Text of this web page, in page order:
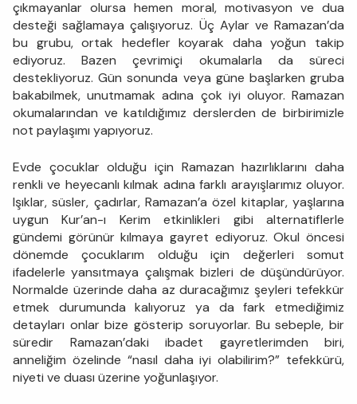
çıkmayanlar olursa hemen moral, motivasyon ve dua
desteği sağlamaya çalışıyoruz. Üç Aylar ve Ramazan’da
bu grubu, ortak hedefler koyarak daha yoğun takip
ediyoruz. Bazen çevrimiçi okumalarla da süreci
destekliyoruz. Gün sonunda veya güne başlarken gruba
bakabilmek, unutmamak adına çok iyi oluyor. Ramazan
okumalarından ve katıldığımız derslerden de birbirimizle
not paylaşımı yapıyoruz.
Evde çocuklar olduğu için Ramazan hazırlıklarını daha
renkli ve heyecanlı kılmak adına farklı arayışlarımız oluyor.
Işıklar, süsler, çadırlar, Ramazan’a özel kitaplar, yaşlarına
uygun Kur’an-ı Kerim etkinlikleri gibi alternatiflerle
gündemi görünür kılmaya gayret ediyoruz. Okul öncesi
dönemde çocuklarım olduğu için değerleri somut
ifadelerle yansıtmaya çalışmak bizleri de düşündürüyor.
Normalde üzerinde daha az duracağımız şeyleri tefekkür
etmek durumunda kalıyoruz ya da fark etmediğimiz
detayları onlar bize gösterip soruyorlar. Bu sebeple, bir
süredir Ramazan’daki ibadet gayretlerimden biri,
anneliğim özelinde “nasıl daha iyi olabilirim?” tefekkürü,
niyeti ve duası üzerine yoğunlaşıyor.